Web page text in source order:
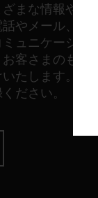
ざまな情報やご
やメール、そ
ュニケーショ
客さまのもと
たします。以
ださい。